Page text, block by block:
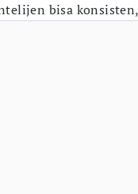
bisa